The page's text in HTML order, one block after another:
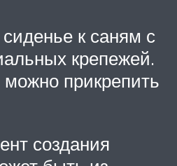
к саням с
крепежей.
прикрепить
создания